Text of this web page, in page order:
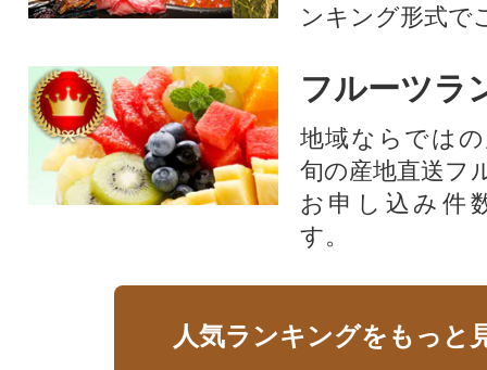
ンキング形式で
フルーツラ
地域ならでは
旬の産地直送フ
お申し込み件
す。
人気ランキングをもっと